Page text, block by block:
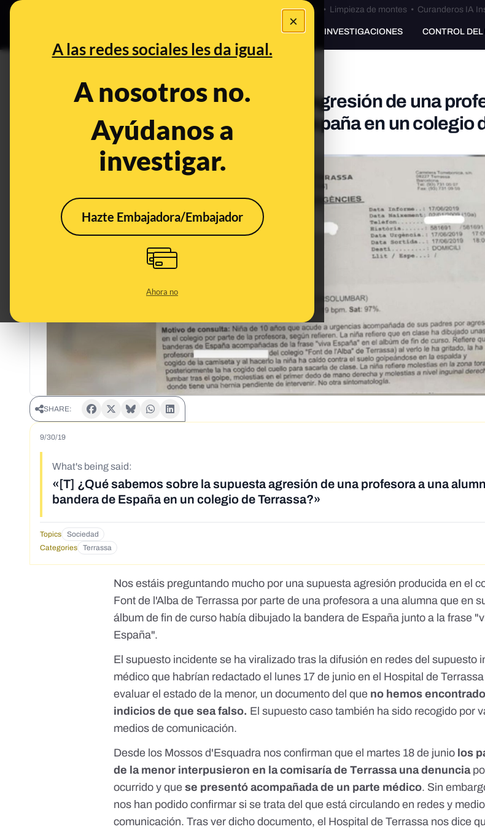
×
A las redes sociales les da igual.
A nosotros no.
Ayúdanos a
investigar.
Hazte Embajadora/Embajador
Ahora no
Bulos Ceuta • Limpieza de montes• Curanderos IA
PREBUNKING INVESTIGACIONES CONTROL DEL
¿Qué sabemos sobre la supuesta agresión de una
alumna que dibujó la bandera de España en un colegio
Jun 19, 2019, 8:37:24 AM
SHARE:
9/30/19
What's being said:
«[T] ¿Qué sabemos sobre la supuesta agresión de una profesora a una
bandera de España en un colegio de Terrassa?»
Topics Sociedad
Categories
Terrassa
Nos estáis preguntando mucho por una supuesta agresión producida en el
Font de l'Alba de Terrassa por parte de una profesora a una alumna que en
álbum de fin de curso había dibujado la bandera de España junto a la frase
España".
El supuesto incidente se ha viralizado tras la difusión en redes del supuesto
médico que habrían redactado el lunes 17 de junio en el Hospital de
evaluar el estado de la menor, un documento del que no hemos encontrado
indicios de que sea falso. El supuesto caso también ha sido recogido por
medios de comunicación.
Desde los Mossos d'Esquadra nos confirman que el martes 18 de junio los
de la menor interpusieron en la comisaría de Terrassa una denuncia
ocurrido y quese presentó acompañada de un parte médico. Sin
nos han podido confirmar si se trata del que está circulando en redes y
comunicación. Tras ver dicho documento, el Hospital de Terrassa nos dice